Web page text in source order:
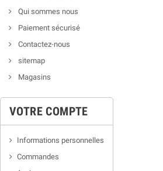
Qui sommes nous
Paiement sécurisé
Contactez-nous
sitemap
Magasins
VOTRE COMPTE
Informations personnelles
Commandes